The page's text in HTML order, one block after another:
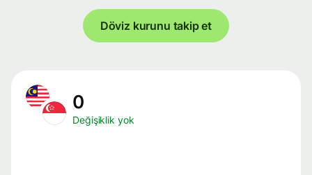
Döviz kurunu takip et
0
Değişiklik yok